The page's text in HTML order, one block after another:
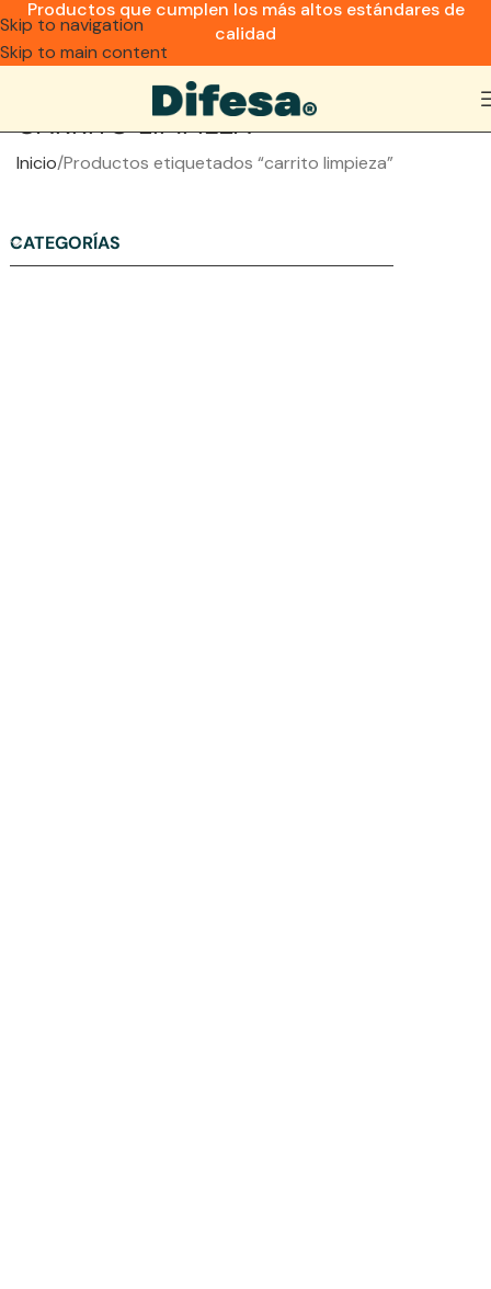
Skip to navigation
Skip to main content
CARRITO LIMPIEZA
Inicio Productos etiquetados “carrito limpieza”
CATEGORÍAS
Productos que cumplen los más altos estándares de
calidad